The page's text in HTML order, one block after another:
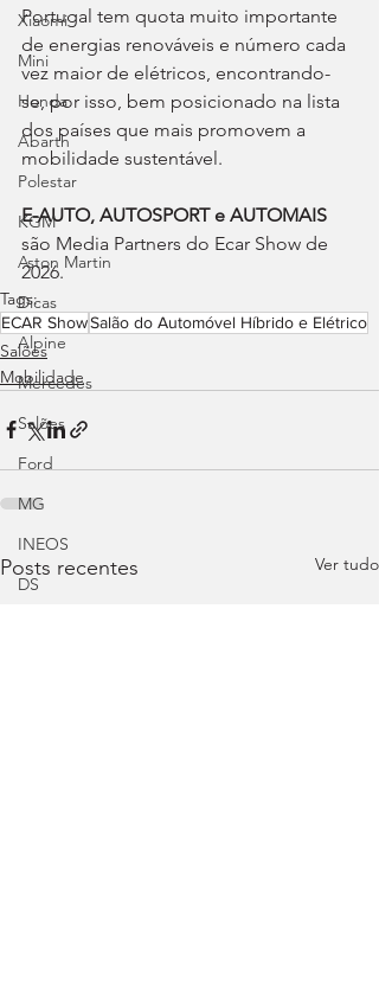
Xiaomi
Mini
Honda
Abarth
Polestar
KGM
Aston Martin
Dicas
Alpine
Mercedes
Salões
Ford
MG
INEOS
DS
Portugal tem quota muito importante
de energias renováveis e número cada
vez maior de elétricos, encontrando-
se, por isso, bem posicionado na lista
dos países que mais promovem a
mobilidade sustentável.
E-AUTO, AUTOSPORT e AUTOMAIS
são Media Partners do Ecar Show de
2026.
Tags:
ECAR ShowSalão do Automóvel Híbrido e Elétrico
Salões
Mobilidade
Posts recentes Ver tudo